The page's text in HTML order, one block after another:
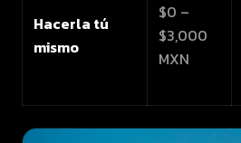
Hacerla tú
mismo
$0 –
$3,000
MXN